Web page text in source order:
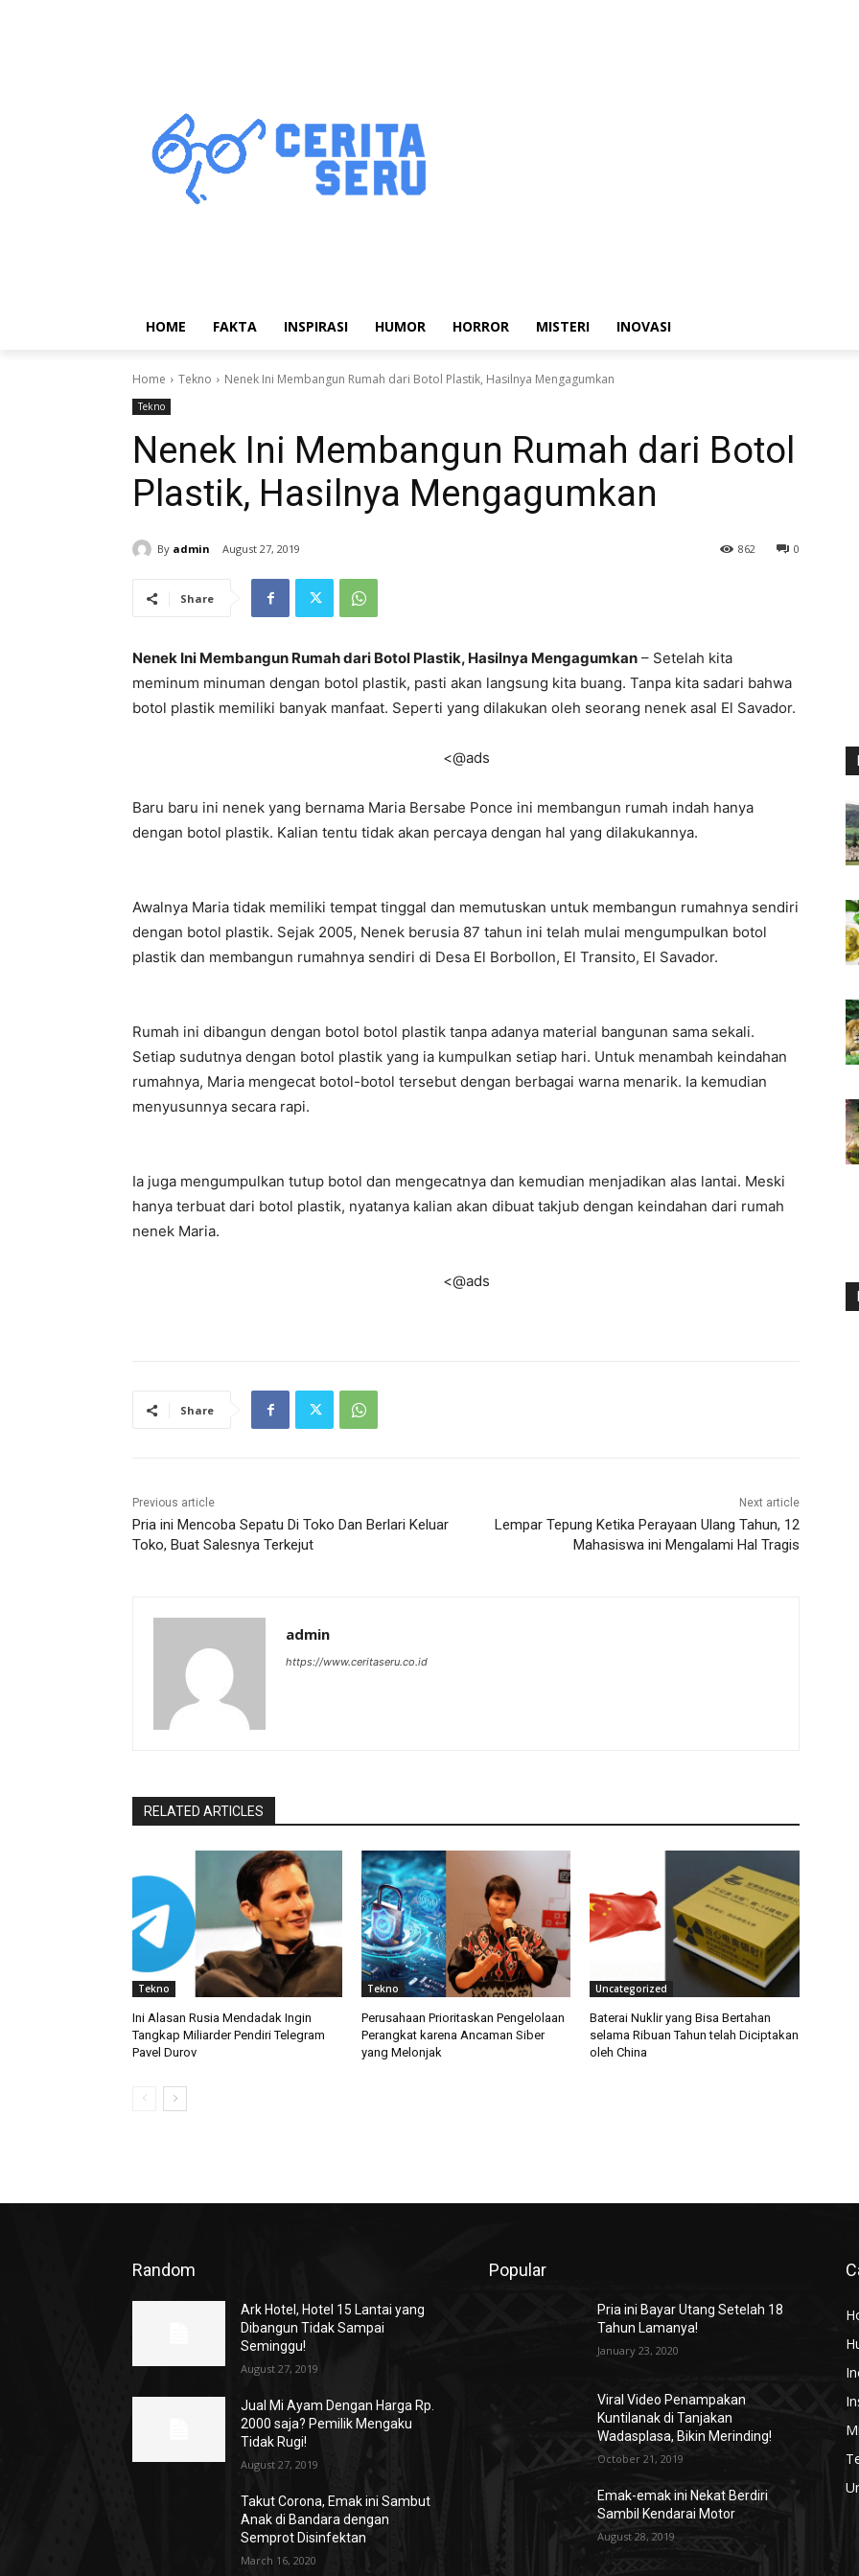
HOME FAKTA INSPIRASI HUMOR HORROR MISTERI INOVASI
Home Tekno Nenek Ini Membangun Rumah dari Botol Plastik, Hasilnya Mengagumkan
Tekno
Nenek Ini Membangun Rumah dari Botol
Plastik, Hasilnya Mengagumkan
By admin August 27, 2019 0
862
Share
Nenek Ini Membangun Rumah dari Botol Plastik, Hasilnya Mengagumkan – Setelah kita
meminum minuman dengan botol plastik, pasti akan langsung kita buang. Tanpa kita sadari bahwa
botol plastik memiliki banyak manfaat. Seperti yang dilakukan oleh seorang nenek asal El Savador.
<@ads
Baru baru ini nenek yang bernama Maria Bersabe Ponce ini membangun rumah indah hanya
dengan botol plastik. Kalian tentu tidak akan percaya dengan hal yang dilakukannya.
Awalnya Maria tidak memiliki tempat tinggal dan memutuskan untuk membangun rumahnya sendiri
dengan botol plastik. Sejak 2005, Nenek berusia 87 tahun ini telah mulai mengumpulkan botol
plastik dan membangun rumahnya sendiri di Desa El Borbollon, El Transito, El Savador.
Rumah ini dibangun dengan botol botol plastik tanpa adanya material bangunan sama sekali.
Setiap sudutnya dengan botol plastik yang ia kumpulkan setiap hari. Untuk menambah keindahan
rumahnya, Maria mengecat botol-botol tersebut dengan berbagai warna menarik. Ia kemudian
menyusunnya secara rapi.
Ia juga mengumpulkan tutup botol dan mengecatnya dan kemudian menjadikan alas lantai. Meski
hanya terbuat dari botol plastik, nyatanya kalian akan dibuat takjub dengan keindahan dari rumah
nenek Maria.
<@ads
Share
Previous article
Pria ini Mencoba Sepatu Di Toko Dan Berlari Keluar
Toko, Buat Salesnya Terkejut
Next article
Lempar Tepung Ketika Perayaan Ulang Tahun, 12
Mahasiswa ini Mengalami Hal Tragis
admin
https://www.ceritaseru.co.id
RELATED ARTICLES
Tekno
Ini Alasan Rusia Mendadak Ingin
Tangkap Miliarder Pendiri Telegram
Pavel Durov
Tekno
Perusahaan Prioritaskan Pengelolaan
Perangkat karena Ancaman Siber
yang Melonjak
Uncategorized
Baterai Nuklir yang Bisa Bertahan
selama Ribuan Tahun telah Diciptakan
oleh China
Random
Ark Hotel, Hotel 15 Lantai yang
Dibangun Tidak Sampai
Seminggu!
August 27, 2019
Jual Mi Ayam Dengan Harga Rp.
2000 saja? Pemilik Mengaku
Tidak Rugi!
August 27, 2019
Takut Corona, Emak ini Sambut
Anak di Bandara dengan
Semprot Disinfektan
March 16, 2020
Popular
Pria ini Bayar Utang Setelah 18
Tahun Lamanya!
January 23, 2020
Viral Video Penampakan
Kuntilanak di Tanjakan
Wadasplasa, Bikin Merinding!
October 21, 2019
Emak-emak ini Nekat Berdiri
Sambil Kendarai Motor
August 28, 2019